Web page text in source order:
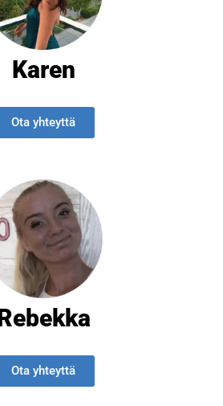
Karen
Ota yhteyttä
Ota yhteyttä